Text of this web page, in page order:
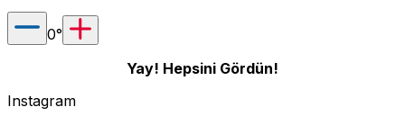
0°
Yay! Hepsini Gördün!
Instagram